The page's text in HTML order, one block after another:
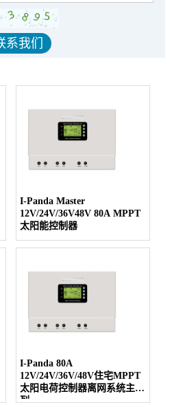
I-Panda Master
12V/24V/36V48V 80A MPPT
太阳能控制器
I-Panda 80A
12V/24V/36V/48V住宅MPPT
太阳电荷控制器离网系统主系
列